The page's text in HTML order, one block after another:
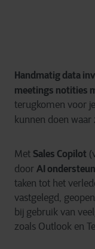
Handmatig data
meetings notities
terugkomen voor
kunnen doen
Met Sales Copilot
door AI
taken tot het
vastgelegd,
bij gebruik van
zoals Outlook en